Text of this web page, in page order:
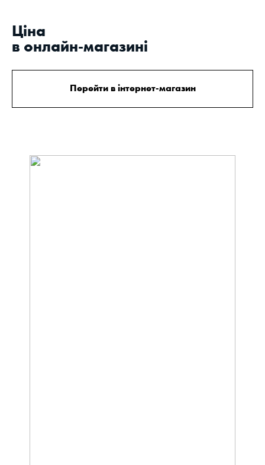
Цiна
в онлайн-магазині
Перейти в інтернет-магазин